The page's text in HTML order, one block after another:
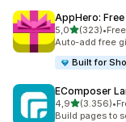
AppHero:
5,05 yıldız
(323)
toplam 323 •Free
Auto-add free
Built for
EComposer
4,95 yıldız
(3.356)
toplam 3356 •
Build pages to